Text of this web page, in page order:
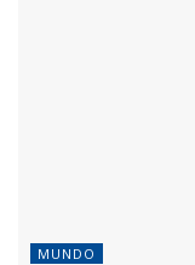
MUNDO